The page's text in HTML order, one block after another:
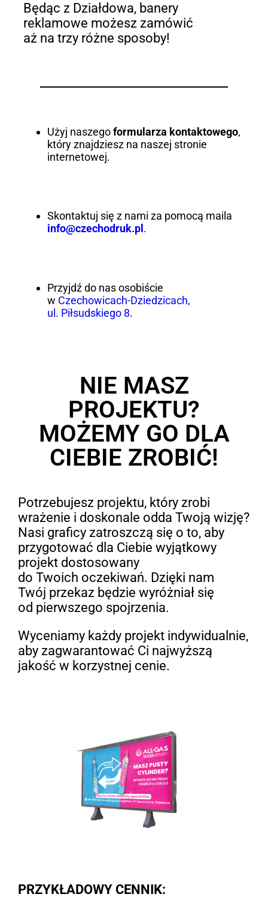
Będąc z Działdowa, banery
reklamowe możesz zamówić
aż na trzy różne sposoby!
Użyj naszegoformularza kontaktowego,
który znajdziesz na naszej stronie
internetowej.
Skontaktuj się z nami za pomocą maila
info@czechodruk.pl .
Przyjdź do nas osobiście
w Czechowicach-Dziedzicach,
ul. Piłsudskiego 8.
NIE MASZ
PROJEKTU?
MOŻEMY GO DLA
CIEBIE ZROBIĆ!
Potrzebujesz projektu, który zrobi
wrażenie i doskonale odda Twoją wizję?
Nasi graficy zatroszczą się o to, aby
przygotować dla Ciebie wyjątkowy
projekt dostosowany
do Twoich oczekiwań. Dzięki nam
Twój przekaz będzie wyróżniał się
od pierwszego spojrzenia.
Wyceniamy każdy projekt indywidualnie,
aby zagwarantować Ci najwyższą
jakość w korzystnej cenie.
PRZYKŁADOWY CENNIK: